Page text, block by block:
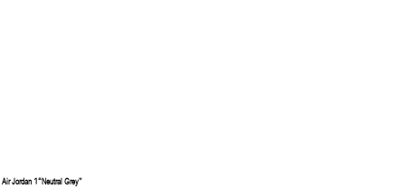
Air Jordan 1“Neutral Grey”